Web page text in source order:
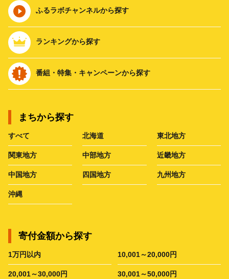
ふるラボチャンネルから探す
ランキングから探す
番組・特集・キャンペーンから探す
まちから探す
すべて 北海道 東北地方
関東地方 中部地方 近畿地方
中国地方 四国地方 九州地方
沖縄
寄付金額から探す
1万円以内 10,001～20,000円
20,001～30,000円 30,001～50,000円